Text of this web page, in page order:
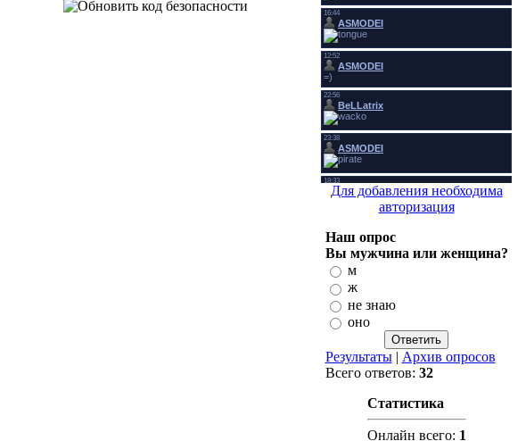
Для добавления необходима
авторизация
Наш опрос
Вы мужчина или женщина?
м
ж
не знаю
оно
Результаты| Архив опросов
Всего ответов: 32
Статистика
Онлайн всего: 1